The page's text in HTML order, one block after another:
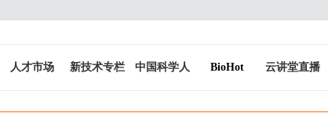
人才市场 新技术专栏 中国科学人 BioHot 云讲堂直播